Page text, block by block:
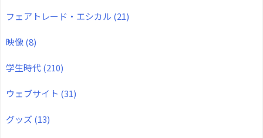
フェアトレード・エシカル (21)
映像(8)
学生時代(210)
ウェブサイト (31)
グッズ (13)